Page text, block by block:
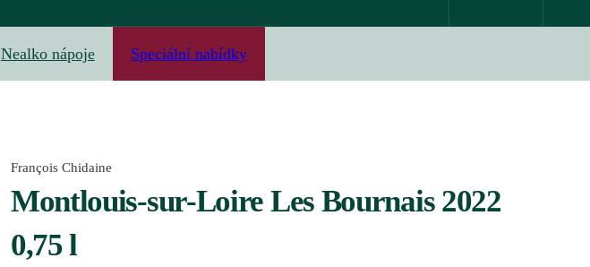
Nealko nápoje Speciální nabídky
François Chidaine
Montlouis-sur-Loire Les Bournais 2022
0,75 l